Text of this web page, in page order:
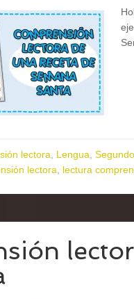
lectora Lengua
lectora lectura